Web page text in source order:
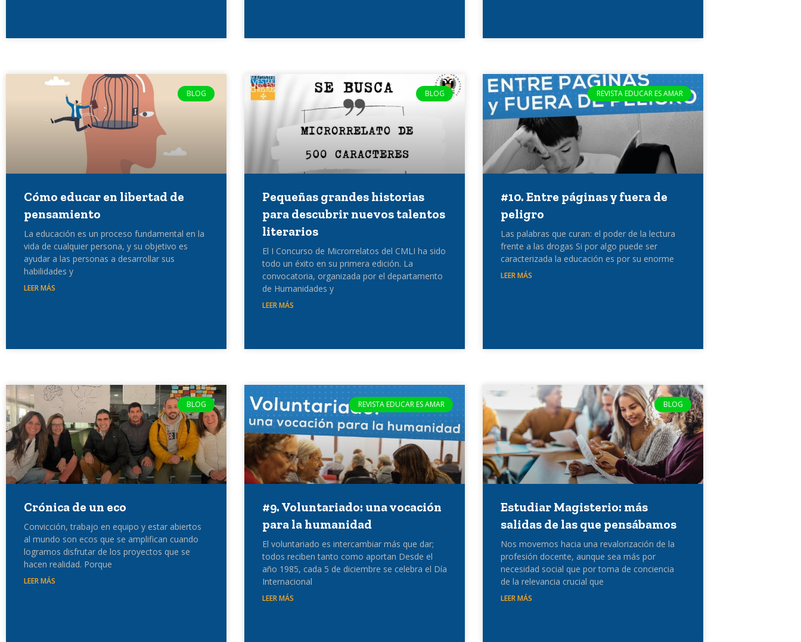
BLOG
Cómo educar en libertad de
pensamiento
La educación es un proceso fundamental en la
vida de cualquier persona, y su objetivo es
ayudar a las personas a desarrollar sus
habilidades y
LEER MÁS
BLOG
Pequeñas grandes historias
para descubrir nuevos talentos
literarios
El I Concurso de Microrrelatos del CMLI ha sido
todo un éxito en su primera edición. La
convocatoria, organizada por el departamento
de Humanidades y
LEER MÁS
REVISTA EDUCAR ES AMAR
#10. Entre páginas y fuera de
peligro
Las palabras que curan: el poder de la lectura
frente a las drogas Si por algo puede ser
caracterizada la educación es por su enorme
LEER MÁS
BLOG
Crónica de un eco
Convicción, trabajo en equipo y estar abiertos
al mundo son ecos que se amplifican cuando
logramos disfrutar de los proyectos que se
hacen realidad. Porque
LEER MÁS
REVISTA EDUCAR ES AMAR
#9. Voluntariado: una vocación
para la humanidad
El voluntariado es intercambiar más que dar;
todos reciben tanto como aportan Desde el
año 1985, cada 5 de diciembre se celebra el Día
Internacional
LEER MÁS
BLOG
Estudiar Magisterio: más
salidas de las que pensábamos
Nos movemos hacia una revalorización de la
profesión docente, aunque sea más por
necesidad social que por toma de conciencia
de la relevancia crucial que
LEER MÁS